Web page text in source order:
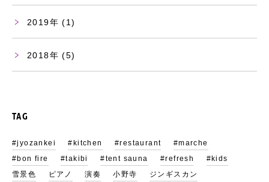
2019 (1)
2018 (5)
TAG
#jyozankei #kitchen #restaurant
#marche
#bon fire
#takibi #tent sauna #refresh
#kids
雪景色
ピアノ 演奏 小野寺
ジンギスカン